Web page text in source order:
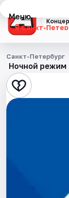
Меню
Санкт-
Концерты
Театр
Стендап
Ночной режим
Санкт-Петербург